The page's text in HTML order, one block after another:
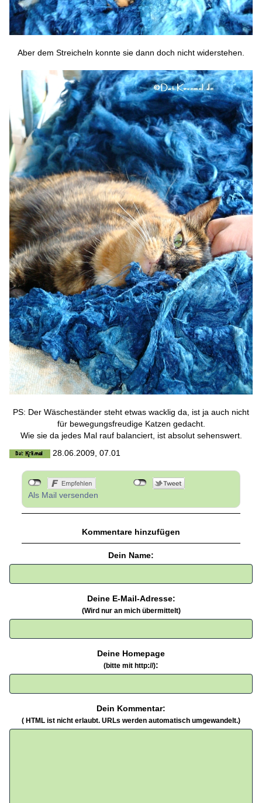
Aber dem Streicheln konnte sie dann doch nicht widerstehen.
PS: Der Wäscheständer steht etwas wacklig da, ist ja auch nicht
für bewegungsfreudige Katzen gedacht.
Wie sie da jedes Mal rauf balanciert, ist absolut sehenswert.
28.06.2009, 07.01
Als Mail versenden
Kommentare hinzufügen
Dein Name:
Deine E-Mail-Adresse:
(Wird nur an mich übermittelt)
Deine Homepage
(bitte mit http://):
Dein Kommentar:
( HTML ist nicht erlaubt. URLs werden automatisch umgewandelt.)